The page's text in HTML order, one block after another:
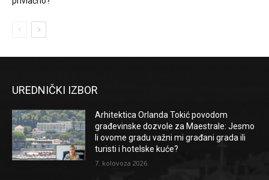
UREDNIČKI IZBOR
Arhitektica Orlanda Tokić povodom
građevinske dozvole za Maestrale: Jesmo
li ovome gradu važni mi građani grada ili
turisti i hotelske kuće?
7. kolovoza 2026.